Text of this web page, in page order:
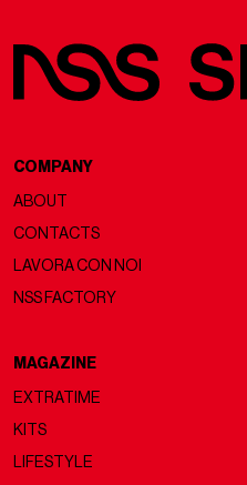
COMPANY
ABOUT
CONTACTS
LAVORA CON NOI
NSS FACTORY
MAGAZINE
EXTRATIME
KITS
LIFESTYLE